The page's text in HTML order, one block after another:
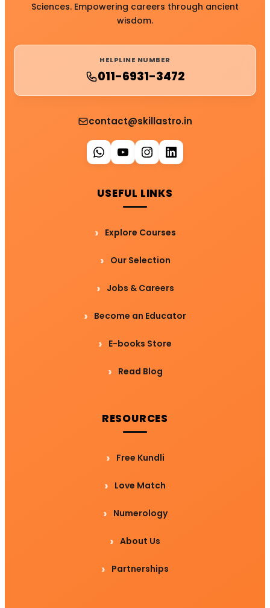
Sciences. Empowering careers through ancient
wisdom.
HELPLINE NUMBER
011-6931-3472
contact@skillastro.in
USEFUL LINKS
Explore Courses
Our Selection
Jobs & Careers
Become an Educator
E-books Store
Read Blog
RESOURCES
Free Kundli
Love Match
Numerology
About Us
Partnerships